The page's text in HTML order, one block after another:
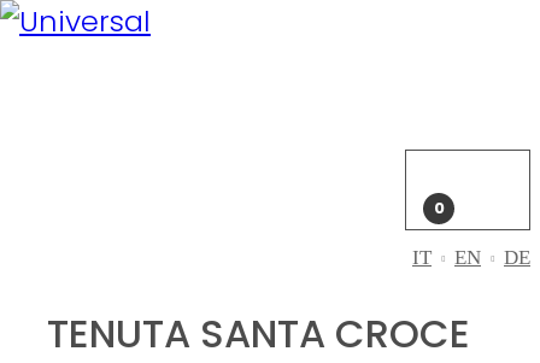
0
IT EN DE
TENUTA SANTA CROCE